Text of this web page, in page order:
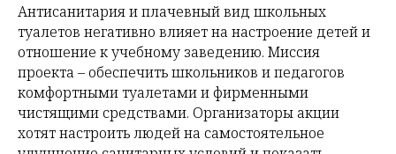
Антисанитария и плачевный вид школьных
туалетов негативно влияет на настроение детей и
отношение к учебному заведению. Миссия
проекта – обеспечить школьников и педагогов
комфортными туалетами и фирменными
чистящими средствами. Организаторы акции
хотят настроить людей на самостоятельное